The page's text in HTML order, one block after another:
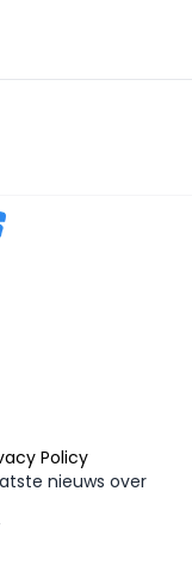
Policy
nieuws over